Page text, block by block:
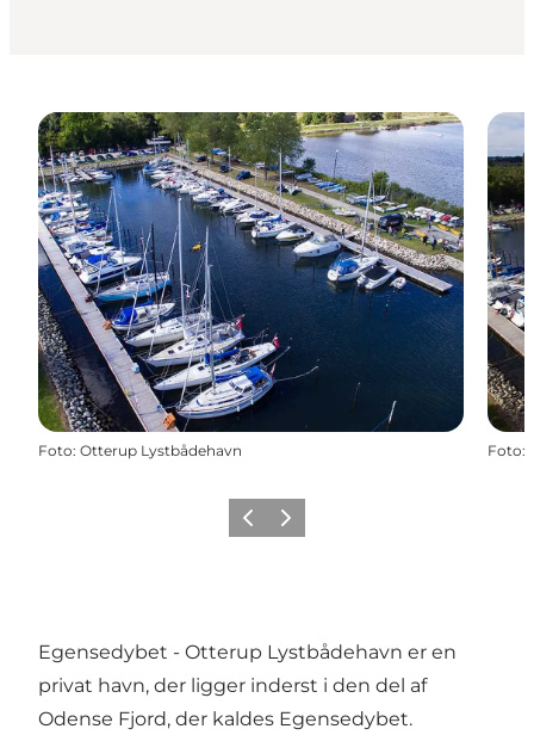
Foto: Otterup Lystbådehavn Foto:
Forrige billede
Næste billede
Egensedybet - Otterup Lystbådehavn er en
privat havn, der ligger inderst i den del af
Odense Fjord, der kaldes Egensedybet.